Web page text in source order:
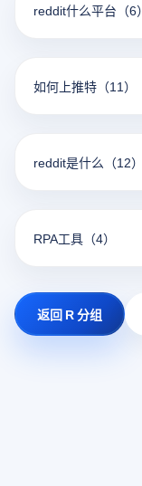
reddit什么平台 （6）
如何上推特 （11）
reddit是什么 （12）
RPA工具 （4）
返回 R 分组